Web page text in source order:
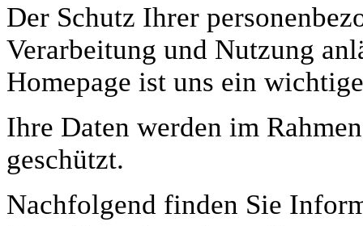
Der Schutz Ihrer
Verarbeitung und Nutzung
Homepage ist uns ein
Ihre Daten werden im
geschützt.
Nachfolgend finden Sie